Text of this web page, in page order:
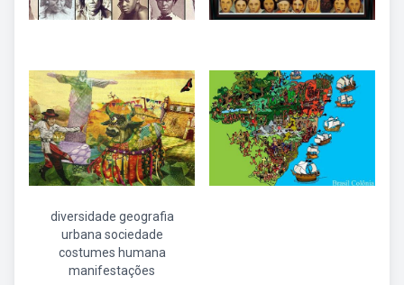
diversidade geografia
urbana sociedade
costumes humana
manifestações